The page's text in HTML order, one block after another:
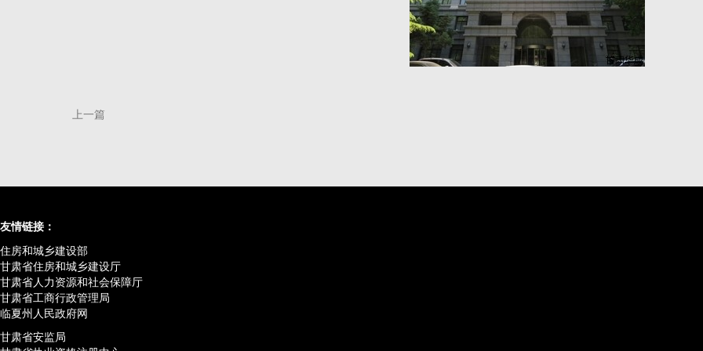
上一篇
友情链接：
住房和城乡建设部
甘肃省住房和城乡建设厅
甘肃省人力资源和社会保障厅
甘肃省工商行政管理局
临夏州人民政府网
甘肃省安监局